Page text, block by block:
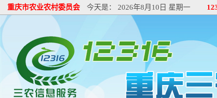
重庆市农业农村委员会 今天是： 2026年8月10日 星期一